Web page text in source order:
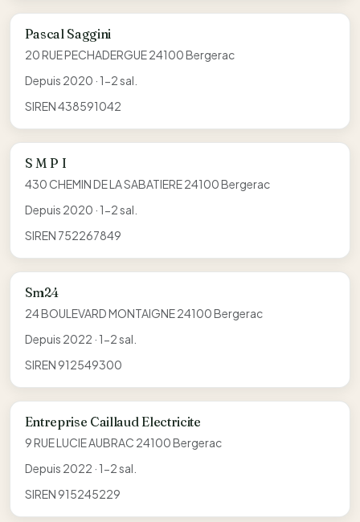
Pascal Saggini
20 RUE PECHADERGUE 24100 Bergerac
Depuis 2020 · 1-2 sal.
SIREN 438591042
S M P I
430 CHEMIN DE LA SABATIERE 24100 Bergerac
Depuis 2020 · 1-2 sal.
SIREN 752267849
Sm24
24 BOULEVARD MONTAIGNE 24100 Bergerac
Depuis 2022 · 1-2 sal.
SIREN 912549300
Entreprise Caillaud Electricite
9 RUE LUCIE AUBRAC 24100 Bergerac
Depuis 2022 · 1-2 sal.
SIREN 915245229